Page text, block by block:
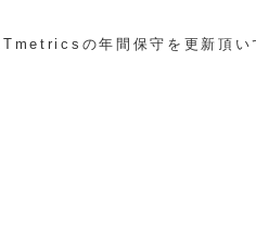
の年間保守を更新頂い